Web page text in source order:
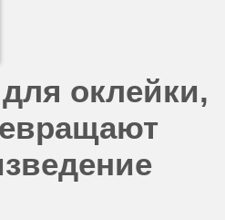
оклейки,